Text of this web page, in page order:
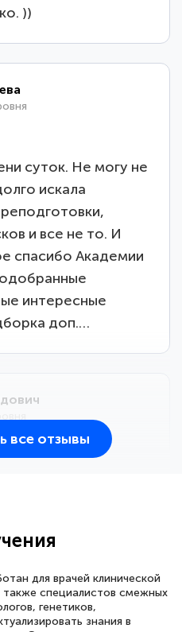
))
суток. Не могу не
искала
и все не то. И
спасибо Академии
интересные
доп.…
Спасибо
все отзывы
для врачей клинической
также специалистов смежных
генетиков,
знания в